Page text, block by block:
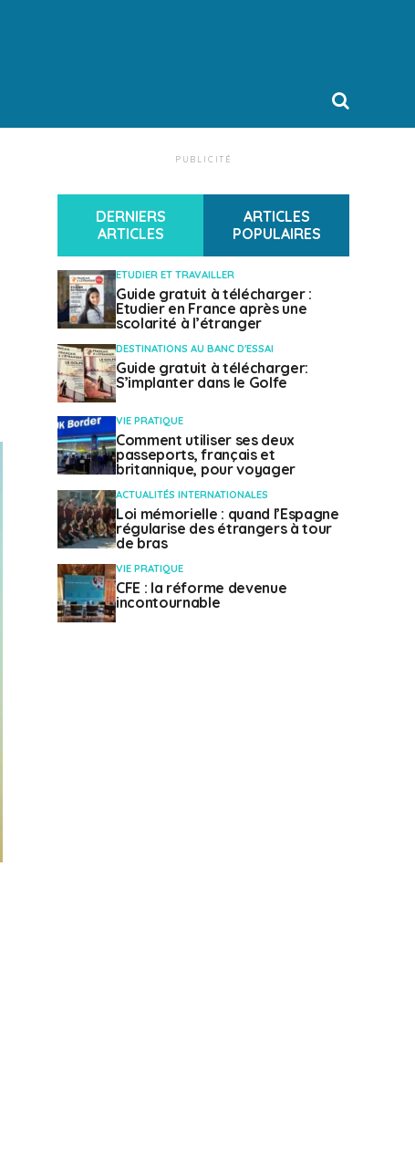
PUBLICITÉ
DERNIERS
ARTICLES
ARTICLES
POPULAIRES
ETUDIER ET TRAVAILLER
Guide gratuit à télécharger :
Etudier en France après une
scolarité à l’étranger
DESTINATIONS AU BANC D'ESSAI
Guide gratuit à télécharger:
S’implanter dans le Golfe
VIE PRATIQUE
Comment utiliser ses deux
passeports, français et
britannique, pour voyager
ACTUALITÉS INTERNATIONALES
Loi mémorielle : quand l’Espagne
régularise des étrangers à tour
de bras
VIE PRATIQUE
CFE : la réforme devenue
incontournable